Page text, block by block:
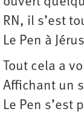
RN, il s’est
Le Pen à
Tout cela a
Affichant un
Le Pen s’est